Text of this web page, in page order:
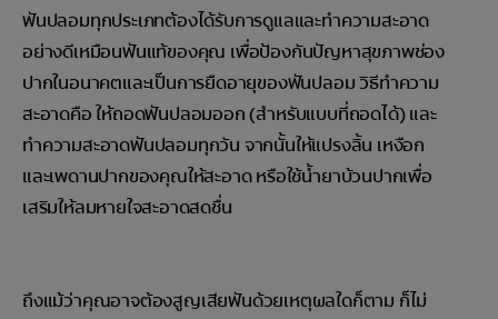
ฟันปลอมทุกประเภทต้องได้รับการดูแลและทำความสะอาด
อย่างดีเหมือนฟันแท้ของคุณ เพื่อป้องกันปัญหาสุขภาพช่อง
ปากในอนาคตและเป็นการยืดอายุของฟันปลอม วิธีทำความ
สะอาดคือ ให้ถอดฟันปลอมออก (สำหรับแบบที่ถอดได้) และ
ทำความสะอาดฟันปลอมทุกวัน จากนั้นให้แปรงลิ้น เหงือก
และเพดานปากของคุณให้สะอาด หรือใช้น้ำยาบ้วนปากเพื่อ
เสริมให้ลมหายใจสะอาดสดชื่น
ถึงแม้ว่าคุณอาจต้องสูญเสียฟันด้วยเหตุผลใดก็ตาม ก็ไม่